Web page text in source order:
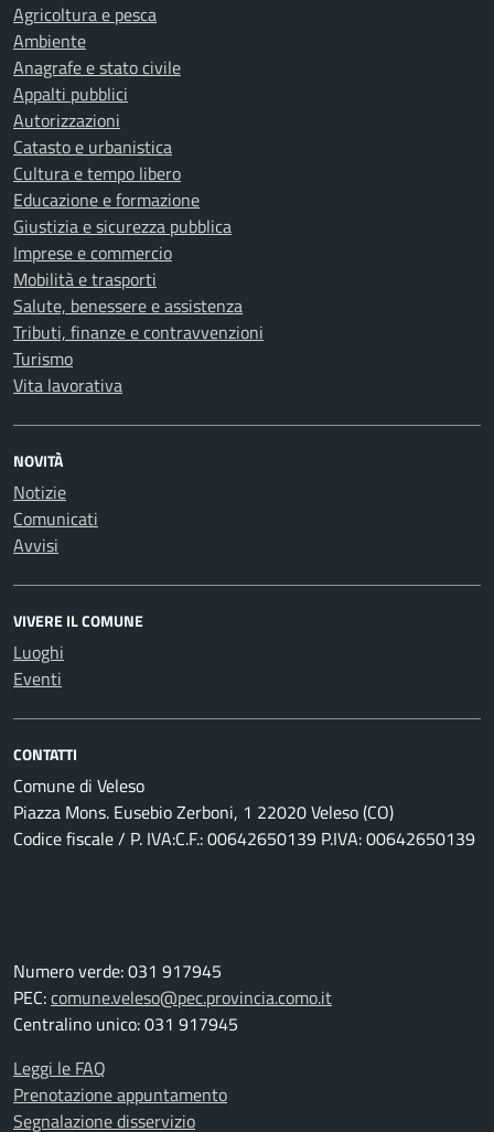
Agricoltura e pesca
Ambiente
Anagrafe e stato civile
Appalti pubblici
Autorizzazioni
Catasto e urbanistica
Cultura e tempo libero
Educazione e formazione
Giustizia e sicurezza pubblica
Imprese e commercio
Mobilità e trasporti
Salute, benessere e assistenza
Tributi, finanze e contravvenzioni
Turismo
Vita lavorativa
NOVITÀ
Notizie
Comunicati
Avvisi
VIVERE IL COMUNE
Luoghi
Eventi
CONTATTI
Comune di Veleso
Piazza Mons. Eusebio Zerboni, 1 22020 Veleso (CO)
Codice fiscale / P. IVA:C.F.: 00642650139 P.IVA: 00642650139
Numero verde: 031 917945
PEC:comune.veleso@pec.provincia.como.it
Centralino unico: 031 917945
Leggi le FAQ
Prenotazione appuntamento
Segnalazione disservizio